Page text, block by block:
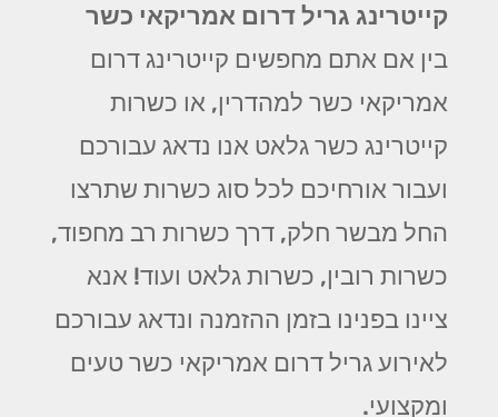
קייטרינג גריל דרום אמריקאי כשר
בין אם אתם מחפשים קייטרינג דרום
אמריקאי כשר למהדרין, או כשרות
קייטרינג כשר גלאט אנו נדאג עבורכם
ועבור אורחיכם לכל סוג כשרות שתרצו
החל מבשר חלק, דרך כשרות רב מחפוד,
כשרות רובין, כשרות גלאט ועוד! אנא
ציינו בפנינו בזמן ההזמנה ונדאג עבורכם
לאירוע גריל דרום אמריקאי כשר טעים
ומקצועי.